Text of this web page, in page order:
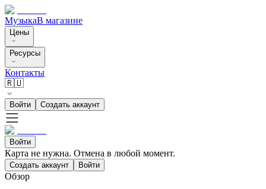
МузыкаВ магазине
Цены
Ресурсы
Контакты
🇷🇺
Войти Создать аккаунт
Войти
Карта не нужна. Отмена в любой момент.
Создать аккаунт Войти
Обзор